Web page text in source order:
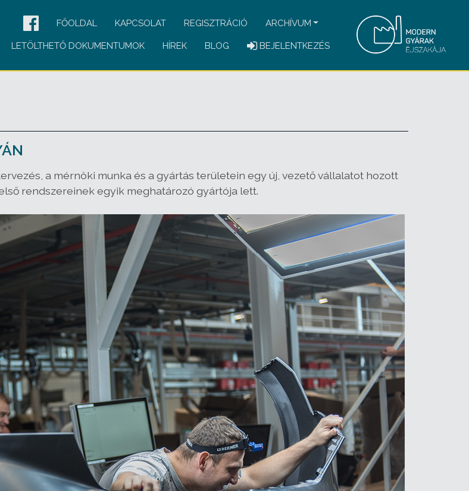
FŐOLDAL KAPCSOLAT REGISZTRÁCIÓ ARCHÍVUM
LETÖLTHETŐ DOKUMENTUMOK HÍREK BLOG BEJELENTKEZÉS
a mérnöki munka és a gyártás területein egy új, vezető vállalatot hozott
rendszereinek egyik meghatározó gyártója lett.